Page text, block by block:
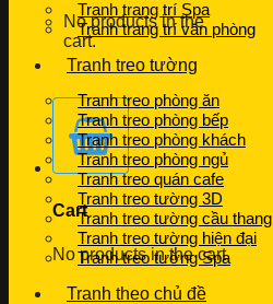
No products in the
cart.
Cart
No products in the cart.
Tranh trang trí Spa
Tranh trang trí văn phòng
Tranh treo tường
Tranh treo phòng ăn
Tranh treo phòng bếp
Tranh treo phòng khách
Tranh treo phòng ngủ
Tranh treo quán cafe
Tranh treo tường 3D
Tranh treo tường cầu thang
Tranh treo tường hiện đại
Tranh treo tường Spa
Tranh theo chủ đề